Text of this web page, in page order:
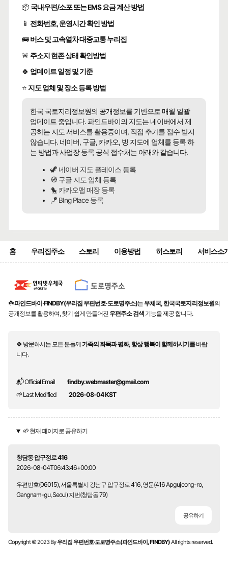
📦 국내우편/소포 또는 EMS 요금 계산 방법
📱 전화번호, 운영시간 확인 방법
🚌버스 및 고속열차 대중교통 누리집
🚨 주소지 현존 상태 확인방법
🍀 업데이트 일정 및 기준
⭐ 지도 업체 및 장소 등록 방법
한국 국토지리정보원의 공개정보를 기반으로 매월 일괄
업데이트 중입니다. 파인드바이의 지도는 네이버에서 제
공하는 지도 서비스를 활용중이며, 직접 추가를 접수 받지
않습니다. 네이버, 구글, 카카오, 빙 지도에 업체를 등록 하
는 방법과 사업장 등록 공식 접수처는 아래와 같습니다.
🦖 네이버 지도 플레이스 등록
🧭 구글 지도 업체 등록
🐤 카카오맵 매장 등록
🪁 BIng Place 등록
홈 우리집주소 스토리 이용방법 히스토리 서비스소
☘️파인드바이·FINDBY(우리집 우편번호·도로명주소)는 우체국, 한국국토지리정보원의
공개정보를 활용하여, 찾기 쉽게 만들어진 우편주소 검색 기능을 제공 합니다.
🍀 방문하시는 모든 분들께가족의 화목과 평화, 항상 행복이 함께하시기를바랍
니다.
📬 Official Email
findby.webmaster@gmail.com
🌱 Last Modified
2026-08-04 KST
🌱 현재 페이지로 공유하기
청담동 압구정로 416
2026-08-04T06:43:46+00:00
우편번호(06015), 서울특별시 강남구 압구정로 416, 영문(416 Apgujeong-ro,
Gangnam-gu, Seoul) 지번(청담동 79)
공유하기
Copyright © 2023 By우리집 우편번호·도로명주소(파인드바이, FINDBY)All rights reserved.